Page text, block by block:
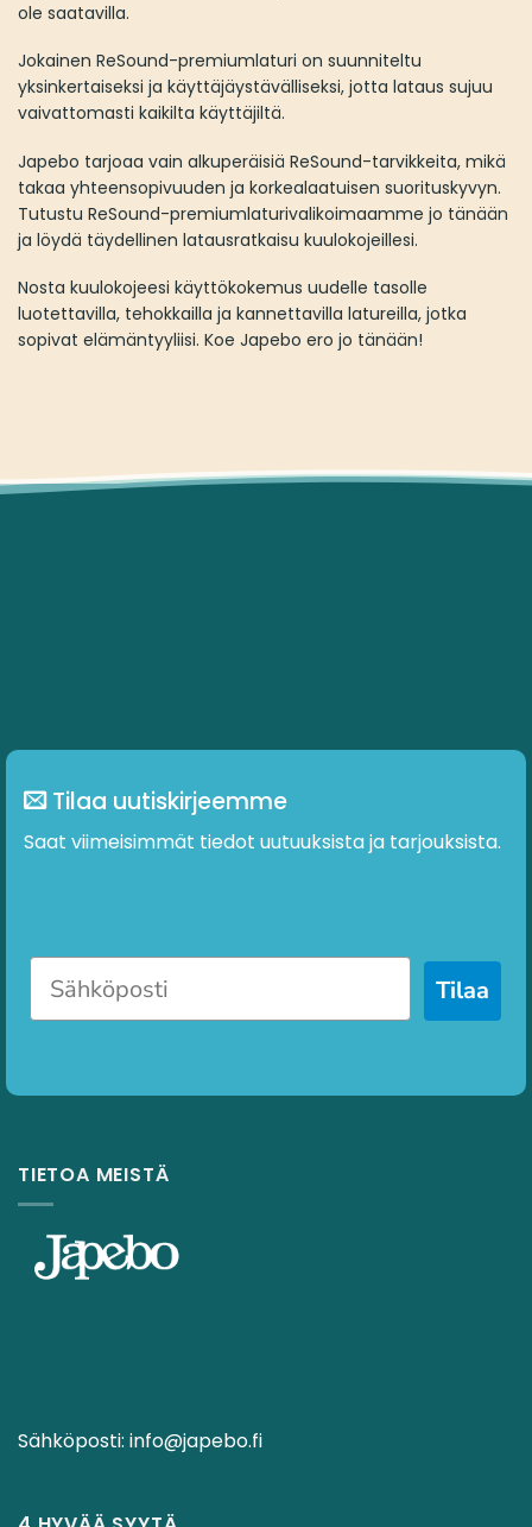
ole saatavilla.
Jokainen ReSound-premiumlaturi on suunniteltu
yksinkertaiseksi ja käyttäjäystävälliseksi, jotta lataus sujuu
vaivattomasti kaikilta käyttäjiltä.
Japebo tarjoaa vain alkuperäisiä ReSound-tarvikkeita, mikä
takaa yhteensopivuuden ja korkealaatuisen suorituskyvyn.
Tutustu ReSound-premiumlaturivalikoimaamme jo tänään
ja löydä täydellinen latausratkaisu kuulokojeillesi.
Nosta kuulokojeesi käyttökokemus uudelle tasolle
luotettavilla, tehokkailla ja kannettavilla latureilla, jotka
sopivat elämäntyyliisi. Koe Japebo ero jo tänään!
Tilaa uutiskirjeemme
Saat viimeisimmät tiedot uutuuksista ja tarjouksista.
Tilaa
TIETOA MEISTÄ
Sähköposti: info@japebo.fi